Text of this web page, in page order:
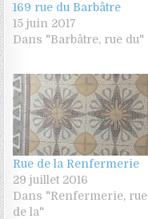
169 rue du Barbâtre
15 juin 2017
Dans "Barbâtre, rue du"
Rue de la Renfermerie
29 juillet 2016
Dans "Renfermerie, rue
de la"